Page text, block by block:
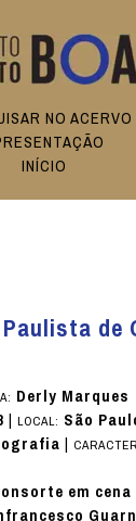
NO ACERVO
INÍCIO
de
Derly Marques
| LOCAL: São
|
em cena